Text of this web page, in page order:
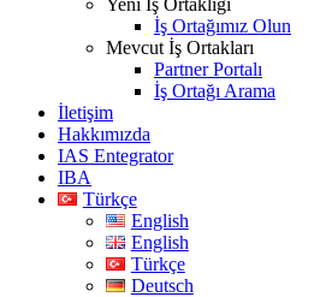
Yeni İş Ortaklığı
İş Ortağımız Olun
Mevcut İş Ortakları
Partner Portalı
İş Ortağı Arama
İletişim
Hakkımızda
IAS Entegrator
IBA
Türkçe
English
English
Türkçe
Deutsch